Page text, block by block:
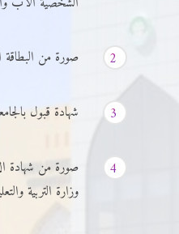
2 صورة من
3 شهادة قبول
4
صورة من شهادة
وزارة التربية